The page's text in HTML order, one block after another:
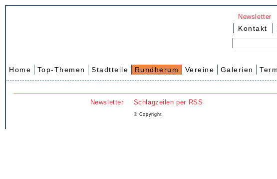
Newsletter
Kontakt
Home Top-Themen Stadtteile Rundherum Vereine Galerien
Newsletter Schlagzeilen per RSS
© Copyright